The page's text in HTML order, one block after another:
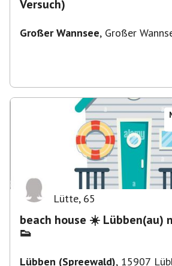
Versuch)
Großer Wannsee, Großer
Lütte, 65
beach house ☀️ Lübben(au)
👟
Lübben (Spreewald), 15907